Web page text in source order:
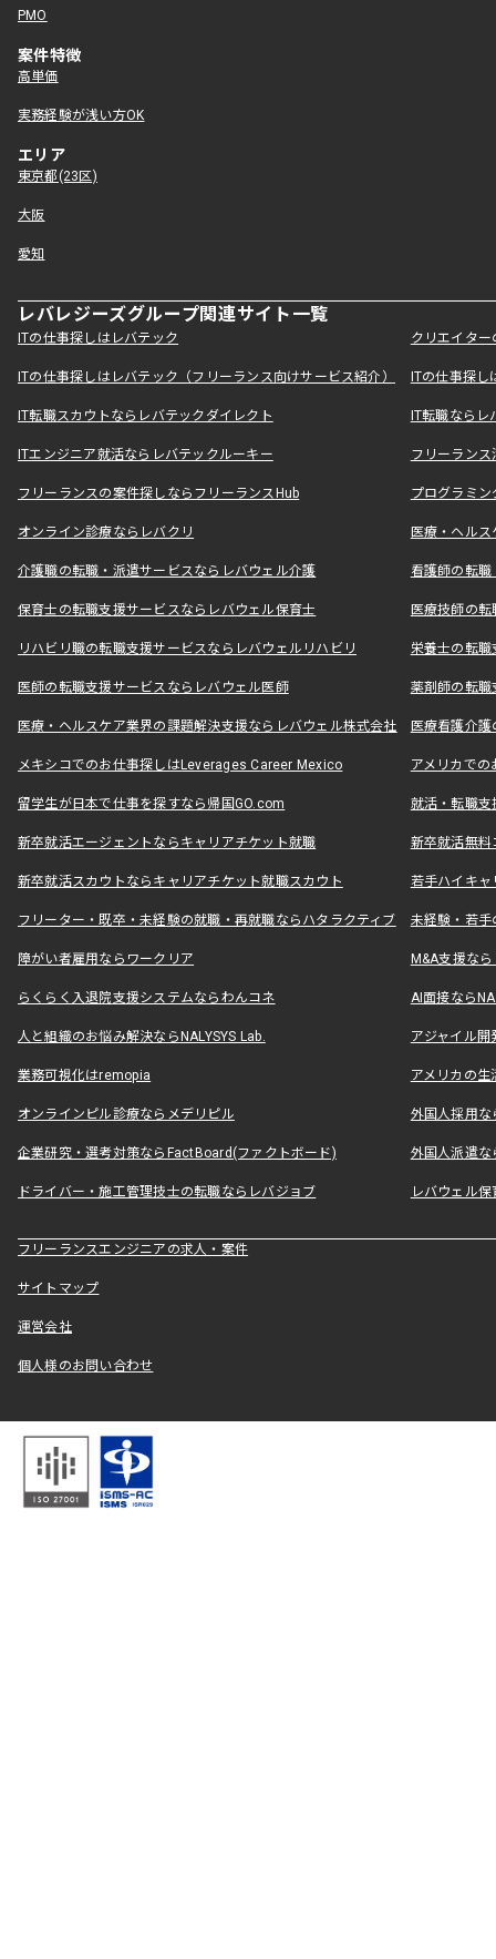
PMO
案件特徴
高単価
実務経験が浅い方OK
エリア
東京都(23区)
大阪
愛知
レバレジーズグループ関連サイト一覧
ITの仕事探しはレバテック クリエイタ
ITの仕事探しはレバテック（フリーランス向けサービス紹介） ITの仕事探
IT転職スカウトならレバテックダイレクト IT転職なら
ITエンジニア就活ならレバテックルーキー フリーラン
フリーランスの案件探しならフリーランスHub プログラミ
オンライン診療ならレバクリ 医療・ヘル
介護職の転職・派遣サービスならレバウェル介護 看護師の転
保育士の転職支援サービスならレバウェル保育士 医療技師の
リハビリ職の転職支援サービスならレバウェルリハビリ 栄養士の転
医師の転職支援サービスならレバウェル医師 薬剤師の転
医療・ヘルスケア業界の課題解決支援ならレバウェル株式会社 医療看護介
メキシコでのお仕事探しはLeverages Career Mexico アメリカで
留学生が日本で仕事を探すなら帰国GO.com 就活・転職
新卒就活エージェントならキャリアチケット就職 新卒就活無料
新卒就活スカウトならキャリアチケット就職スカウト 若手ハイキ
フリーター・既卒・未経験の就職・再就職ならハタラクティブ 未経験・若手
障がい者雇用ならワークリア M&A支援な
らくらく入退院支援システムならわんコネ AI面接なら
人と組織のお悩み解決ならNALYSYS Lab. アジャイル
業務可視化はremopia アメリカの
オンラインピル診療ならメデリピル 外国人採用
企業研究・選考対策ならFactBoard(ファクトボード) 外国人派遣な
ドライバー・施工管理技士の転職ならレバジョブ レバウェル
フリーランスエンジニアの求人・案件
サイトマップ
運営会社
個人様のお問い合わせ